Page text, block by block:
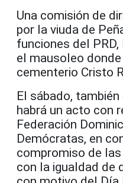
Una comisión de
por la viuda de
funciones del
el mausoleo
cementerio Cristo
El sábado,
habrá un acto con
Federación
Demócratas, en
compromiso de
con la igualdad de